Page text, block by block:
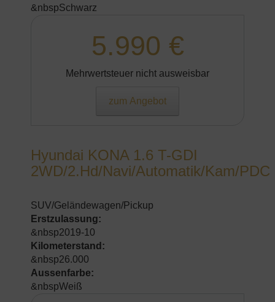
&nbspSchwarz
5.990 €
Mehrwertsteuer nicht ausweisbar
zum Angebot
Hyundai KONA 1.6 T-GDI
2WD/2.Hd/Navi/Automatik/Kam/PDC
SUV/Geländewagen/Pickup
Erstzulassung:
&nbsp2019-10
Kilometerstand:
&nbsp26.000
Aussenfarbe:
&nbspWeiß